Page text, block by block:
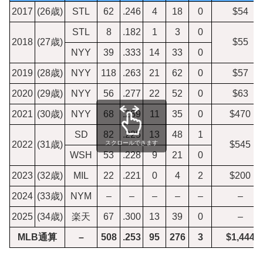
2017 (26歳) STL 62 .246 4 18 0 $54
2018 (27歳)
STL 8 .182 1 3
0
$55
NYY
39 .333 14 33 0
2019 (28歳) NYY 118 .263 21 62 0 $57
2020 (29歳) NYY 56 .277 22 52 0 $63
2021 (30歳) NYY 68 .239 11 35 0 $470
2022 (31歳)
SD 82 .225 13 48
1
$545
WSH
53 .228 9 21 0
2023 (32歳) MIL 22 .221 0 4 2 $200
2024 (33歳) NYM – – – – – –
2025 (34歳) 楽天 67 .300 13 39 0 –
MLB通算 – 508 .253 95 276 3 $1,444
スクロールできます